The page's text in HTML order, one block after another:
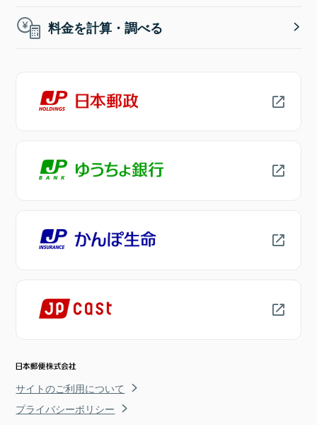
料金を計算・調べる
サイトのご利用について
プライバシーポリシー